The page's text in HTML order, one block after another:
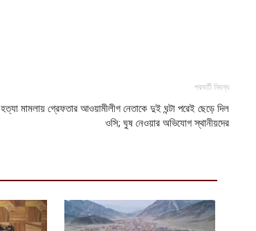
পরবর্তী নিবন্ধ
হত্যা মামলায় গ্রেফতার আওয়ামীলীগ নেতাকে দুই ঘন্টা পরেই ছেড়ে দিল
ওসি; ঘুষ নেওয়ার অভিযোগ স্থানীয়দের